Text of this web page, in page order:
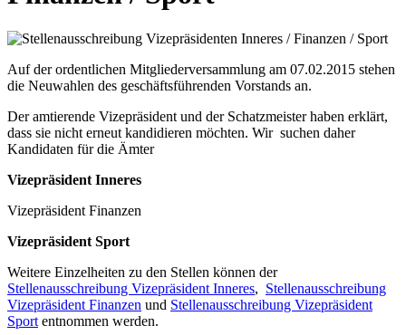
Auf der ordentlichen Mitgliederversammlung am 07.02.2015 stehen
die Neuwahlen des geschäftsführenden Vorstands an.
Der amtierende Vizepräsident und der Schatzmeister haben erklärt,
dass sie nicht erneut kandidieren möchten. Wir suchen daher
Kandidaten für die Ämter
Vizepräsident Inneres
Vizepräsident Finanzen
Vizepräsident Sport
Weitere Einzelheiten zu den Stellen können der
Stellenausschreibung Vizepräsident Inneres, Stellenausschreibung
Vizepräsident Finanzen und Stellenausschreibung Vizepräsident
Sport entnommen werden.